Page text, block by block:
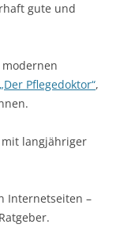
gute und
Pflegedoktor“,
langjähriger
Internetseiten –